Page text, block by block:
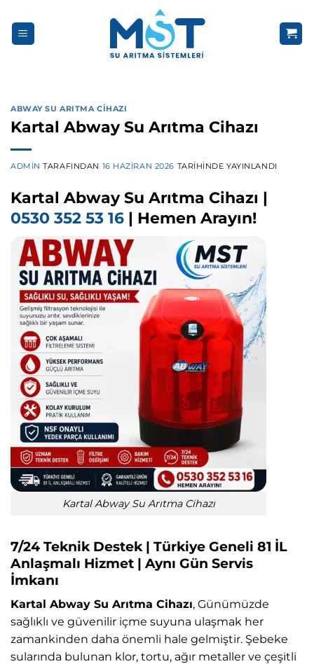
atla
ABWAY SU ARITMA CIHAZI
Kartal Abway Su Arıtma Cihazı
ADMIN TARAFINDAN 16 HAZIRAN 2026 TARIHINDE YAYINLANDI
Kartal Abway Su Arıtma Cihazı |
0530 352 53 16 | Hemen Arayın!
Kartal Abway Su Arıtma Cihazı
7/24 Teknik Destek | Türkiye Geneli 81 İL
Anlaşmalı Hizmet | Aynı Gün Servis
İmkanı
Kartal Abway Su Arıtma Cihazı, Günümüzde
sağlıklı ve güvenilir içme suyuna ulaşmak her
zamankinden daha önemli hale gelmiştir. Şebeke
sularında bulunan klor, tortu, ağır metaller ve çeşitli